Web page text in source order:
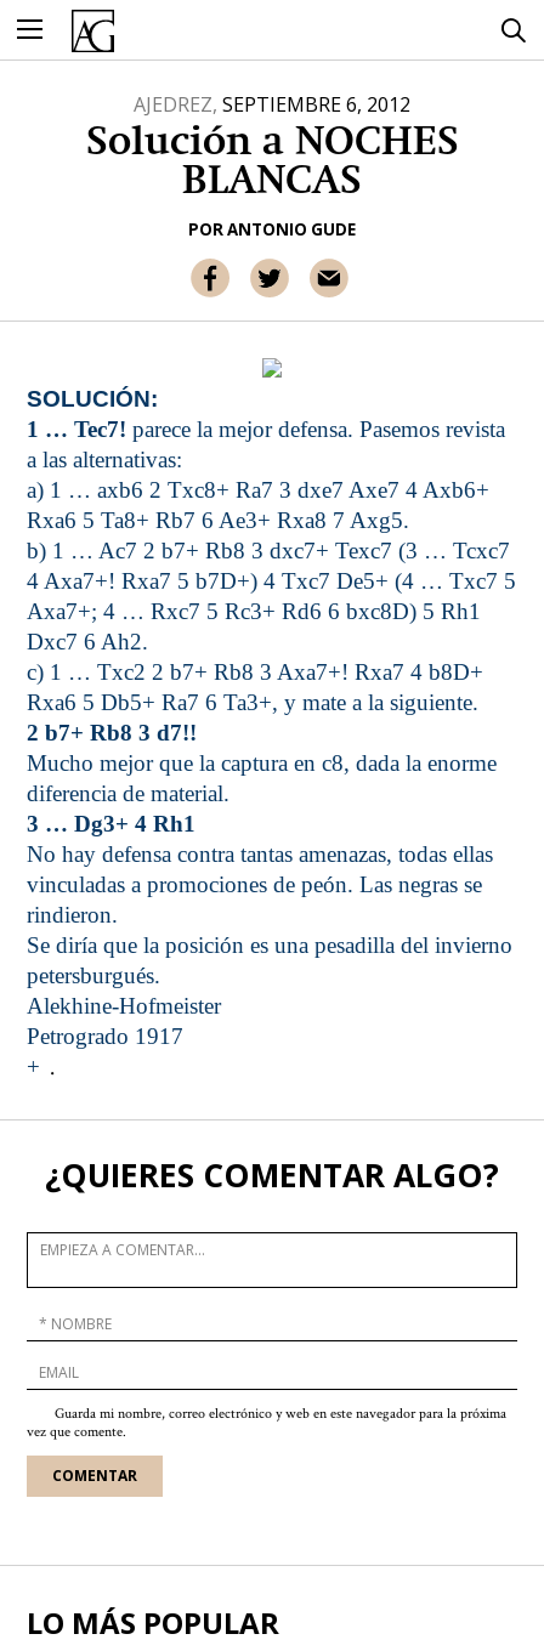
contenido
AJEDREZ, SEPTIEMBRE 6, 2012
Solución a NOCHES
BLANCAS
PORANTONIO GUDE
SOLUCIÓN:
1 … Tec7!parece la mejor defensa. Pasemos revista
a las alternativas:
a) 1 … axb6 2 Txc8+ Ra7 3 dxe7 Axe7 4 Axb6+
Rxa6 5 Ta8+ Rb7 6 Ae3+ Rxa8 7 Axg5.
b) 1 … Ac7 2 b7+ Rb8 3 dxc7+ Texc7 (3 … Tcxc7
4 Axa7+! Rxa7 5 b7D+) 4 Txc7 De5+ (4 … Txc7 5
Axa7+; 4 … Rxc7 5 Rc3+ Rd6 6 bxc8D) 5 Rh1
Dxc7 6 Ah2.
c) 1 … Txc2 2 b7+ Rb8 3 Axa7+! Rxa7 4 b8D+
Rxa6 5 Db5+ Ra7 6 Ta3+, y mate a la siguiente.
2 b7+ Rb8 3 d7!!
Mucho mejor que la captura en c8, dada la enorme
diferencia de material.
3 … Dg3+ 4 Rh1
No hay defensa contra tantas amenazas, todas ellas
vinculadas a promociones de peón. Las negras se
rindieron.
Se diría que la posición es una pesadilla del invierno
petersburgués.
Alekhine-Hofmeister
Petrogrado 1917
+ .
¿QUIERES COMENTAR ALGO?
Guarda mi nombre, correo electrónico y web en este navegador para la próxima
vez que comente.
LO MÁS POPULAR